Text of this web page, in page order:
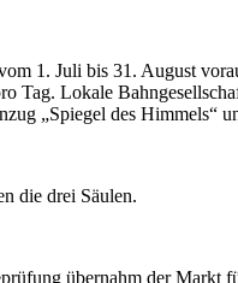
1. Juli bis 31. August
Lokale
„Spiegel des Himmels“
die drei Säulen.
übernahm der